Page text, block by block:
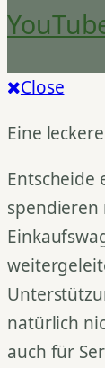
Close
Eine
Entscheide
spendieren
natürlich
auch für